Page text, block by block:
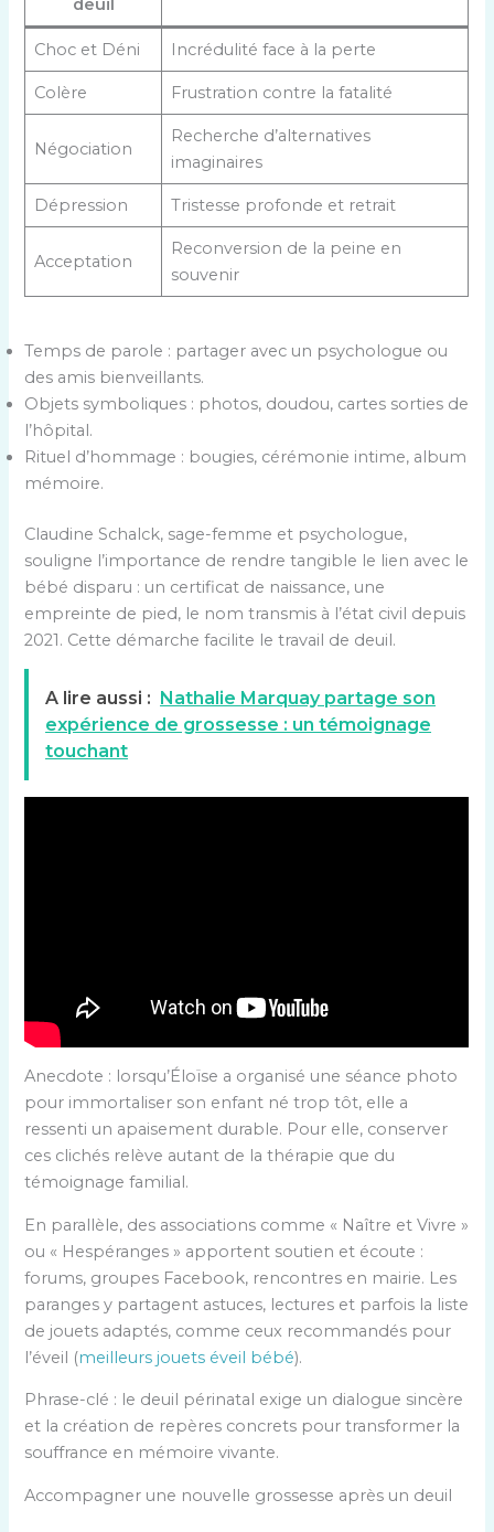
deuil
Choc et Déni Incrédulité face à la perte
Colère Frustration contre la fatalité
Négociation
Recherche d’alternatives
imaginaires
Dépression Tristesse profonde et retrait
Acceptation
Reconversion de la peine en
souvenir
Temps de parole : partager avec un psychologue ou
des amis bienveillants.
Objets symboliques : photos, doudou, cartes sorties de
l’hôpital.
Rituel d’hommage : bougies, cérémonie intime, album
mémoire.
Claudine Schalck, sage-femme et psychologue,
souligne l’importance de rendre tangible le lien avec le
bébé disparu : un certificat de naissance, une
empreinte de pied, le nom transmis à l’état civil depuis
2021. Cette démarche facilite le travail de deuil.
A lire aussi : Nathalie Marquay partage son
expérience de grossesse : un témoignage
touchant
Anecdote : lorsqu’Éloïse a organisé une séance photo
pour immortaliser son enfant né trop tôt, elle a
ressenti un apaisement durable. Pour elle, conserver
ces clichés relève autant de la thérapie que du
témoignage familial.
En parallèle, des associations comme « Naître et Vivre »
ou « Hespéranges » apportent soutien et écoute :
forums, groupes Facebook, rencontres en mairie. Les
paranges y partagent astuces, lectures et parfois la liste
de jouets adaptés, comme ceux recommandés pour
l’éveil (meilleurs jouets éveil bébé).
Phrase-clé : le deuil périnatal exige un dialogue sincère
et la création de repères concrets pour transformer la
souffrance en mémoire vivante.
Accompagner une nouvelle grossesse après un deuil